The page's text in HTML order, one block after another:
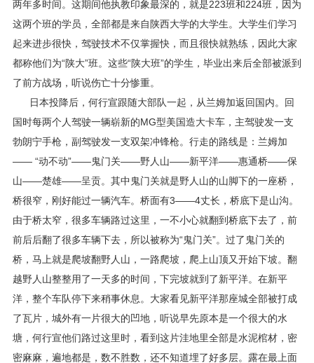
两年多时间。这期间他执教印象最深的，就是223班和224班，因为
这两个班的学员，全部都是来自陕西大学的大学生。大学生们学习
起来进步很快，驾驶技术不仅掌握快，而且很快就熟练，因此大家
都称他们为“陕大”班。这些“陕大班”的学生，毕业出来后全部被派到
了前方战场，听说伤亡十分惨重。
日本投降后，何行宣跟随大部队一起，从兰姆加返回国内。回
国时每两个人驾驶一辆崭新的MG型美国造大卡车，主驾驶发一支
勃朗宁手枪，副驾驶发一支双架冲锋枪。行走的路线是：兰姆加
—— “动不动”——鬼门关——野人山——新平洋——惠通桥——保
山——楚雄——呈贡。其中鬼门关就是野人山的山脚下的一座桥，
桥很窄，刚好能过一辆汽车。桥面有3——4丈长，桥底下是山沟。
由于桥太窄，很多车辆路过这里，一不小心就翻到桥底下去了，前
前后后翻了很多车辆下去，所以被称为“鬼门关”。过了鬼门关的
桥，马上就是爬坡翻野人山，一路爬坡，爬上山顶又开始下坡。翻
越野人山整整用了一天多的时间，下完坡就到了新平洋。在新平
洋，整个车队停下来稍事休息。大家看见新平洋那座城全部被打成
了瓦片，城外有一片很大的凹地，听说早先原本是一个很大的水
塘，何行宣他们路过这里时，看到这片洼地里全部是水泥棺材，密
密麻麻，遍地都是，数不胜数，还不知道埋了好多层。露在最上面